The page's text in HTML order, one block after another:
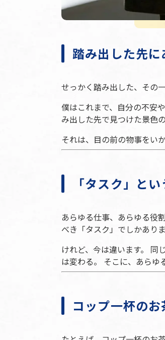
踏み出した先
せっかく踏み出した、その
僕はこれまで、自分の不安
み出した先で見つけた景色
それは、目の前の物事をい
「タスク」と
あらゆる仕事、あらゆる役
べき「タスク」でしかあり
けれど、今は違います。 同
は変わる。 そこに、あらゆ
コップ一杯の